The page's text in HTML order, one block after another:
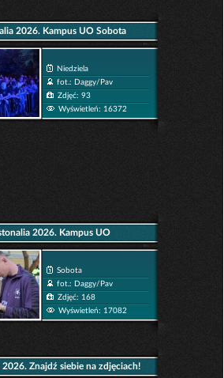
2026. Kampus UO Sobota
Niedziela
fot.: Daggy/Pav
Zdjęć: 93
Wyświetleń: 16372
2026. Kampus UO
Sobota
fot.: Daggy/Pav
Zdjęć: 168
Wyświetleń: 17082
2026. Znajdź siebie na zdjęciach!